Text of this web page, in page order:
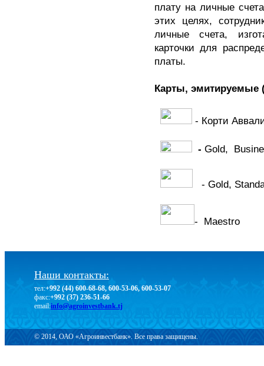
плату на личные
этих целях,
личные счета,
карточки для
платы.
Карты, эмитируемые
- Корти
- Gold,
- Gold,
- Maestro
Наши контакты:
тел:+992 (44) 600-68-68, 600-53-06, 600-53-07
факс:+992 (37) 236-51-66
email:info@agroinvestbank.tj
© 2014, ОАО «Агроинвестбанк». Все права защищены.